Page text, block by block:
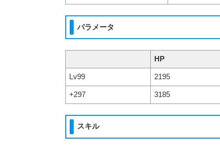
パラメータ
HP
Lv99 2195
+297 3185
スキル